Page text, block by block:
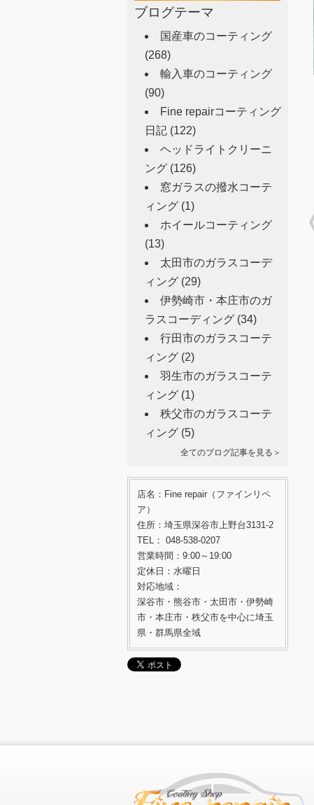
ブログテーマ
国産車のコーティング
(268)
輸入車のコーティング
(90)
Fine repairコーティング
日記 (122)
ヘッドライトクリーニ
ング (126)
窓ガラスの撥水コーテ
ィング (1)
ホイールコーティング
(13)
太田市のガラスコーデ
ィング (29)
伊勢崎市・本庄市のガ
ラスコーディング (34)
行田市のガラスコーテ
ィング (2)
羽生市のガラスコーテ
ィング (1)
秩父市のガラスコーテ
ィング (5)
全てのブログ記事を見る＞
店名：Fine repair（ファインリペ
ア）
住所：埼玉県深谷市上野台3131-2
TEL： 048-538-0207
営業時間：9:00～19:00
定休日：水曜日
対応地域：
深谷市・熊谷市・太田市・伊勢崎
市・本庄市・秩父市を中心に埼玉
県・群馬県全域